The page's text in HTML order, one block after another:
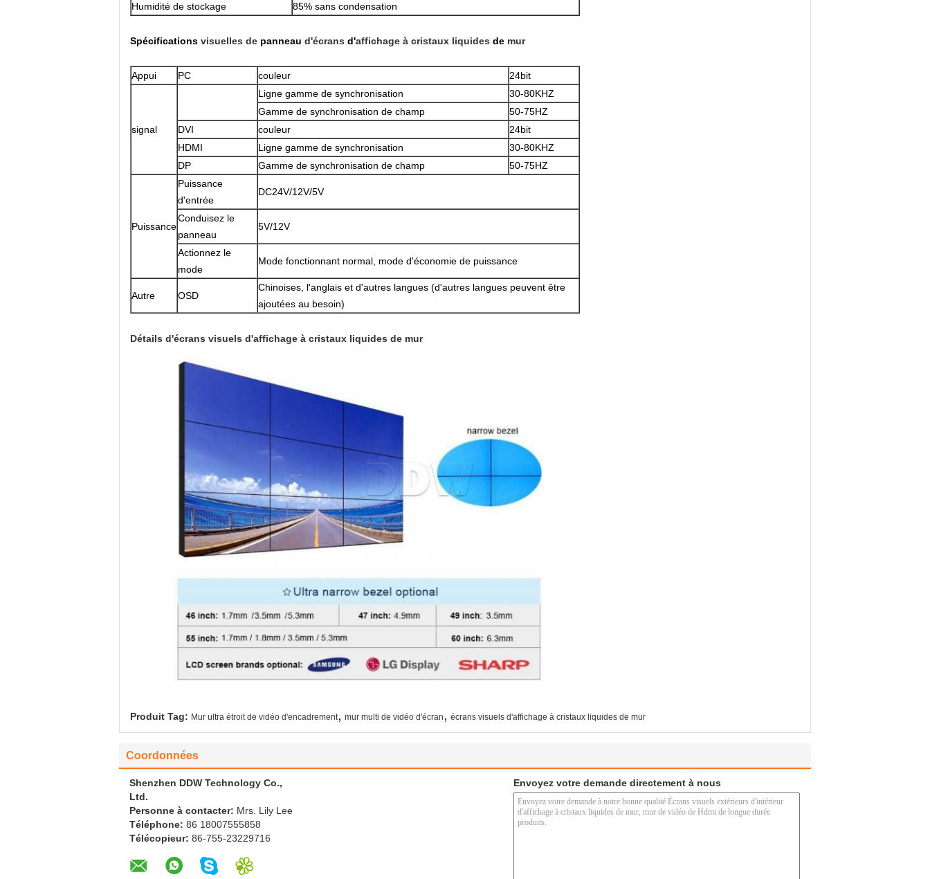
SOUMETTRE
Humidité de stockage
85% sans condensation
Spécifications visuelles de panneau d'écrans d'affichage à cristaux liquides de mur
Appui PC couleur 24bit
signal
Ligne gamme de synchronisation
30-80KHZ
Gamme de synchronisation de champ
50-75HZ
DVI
couleur
24bit
HDMI
Ligne gamme de synchronisation
30-80KHZ
DP
Gamme de synchronisation de champ 50-75HZ
Puissance
Puissance
d'entrée
DC24V/12V/5V
Conduisez le
panneau
5V/12V
Actionnez le
mode
Mode fonctionnant normal, mode d'économie de puissance
Autre OSD
Chinoises, l'anglais et d'autres langues (d'autres langues peuvent être
ajoutées au besoin)
Détails d'écrans visuels d'affichage à cristaux liquides de mur
Produit Tag: Mur ultra étroit de vidéo d'encadrement, mur multi de vidéo d'écran , écrans visuels d'affichage à cristaux liquides de mur
Coordonnées
Shenzhen DDW Technology Co.,
Ltd.
Personne à contacter: Mrs. Lily Lee
Téléphone: 86 18007555858
Télécopieur: 86-755-23229716
Envoyez votre demande directement à nous